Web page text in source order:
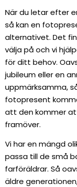
När du letar efter
så kan en
alternativet. Det
välja på och vi
för ditt behov.
jubileum eller en
uppmärksamma,
fotopresent
att den kommer
framöver.
Vi har en mängd
passa till de små
farföräldrar. Så
äldre